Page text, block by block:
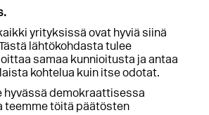
yrityksissä ovat hyviä siinä
lähtökohdasta tulee
samaa kunnioitusta ja antaa
kohtelua kuin itse odotat.
hyvässä demokraattisessa
teemme töitä päätösten